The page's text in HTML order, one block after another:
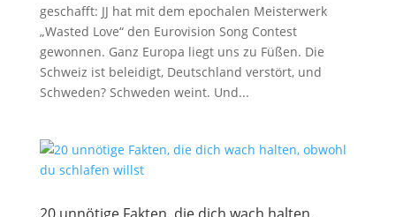
geschafft: JJ hat mit dem epochalen Meisterwerk
„Wasted Love“ den Eurovision Song Contest
gewonnen. Ganz Europa liegt uns zu Füßen. Die
Schweiz ist beleidigt, Deutschland verstört, und
Schweden? Schweden weint. Und...